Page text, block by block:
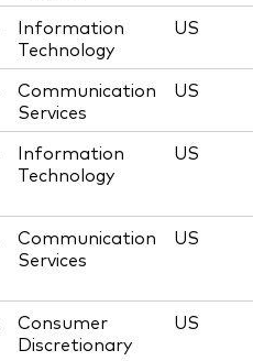
Information
Technology
US
Communication
Services
US
Information
Technology
US
Communication
Services
US
Consumer
Discretionary
US